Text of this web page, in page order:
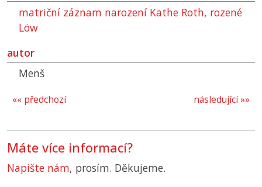
matriční záznam narození Käthe Roth, rozené
Löw
autor
Menš
následující »»
«« předchozí
Máte více informací?
Napište nám, prosím. Děkujeme.